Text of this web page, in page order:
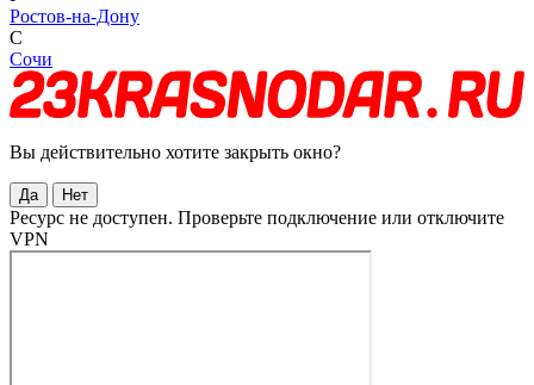
Ростов-на-Дону
С
Сочи
Вы действительно хотите закрыть окно?
Да Нет
Ресурс не доступен. Проверьте подключение или отключите
VPN